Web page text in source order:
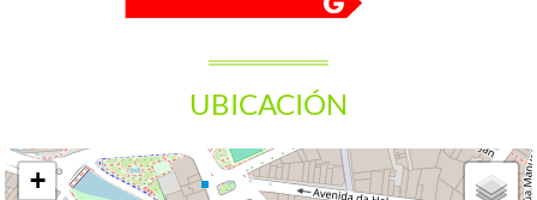
UBICACIÓN
+